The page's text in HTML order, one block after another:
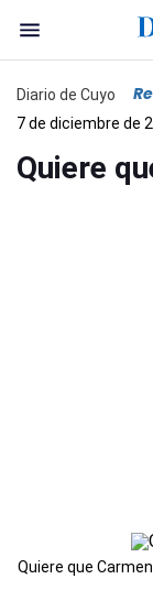
Diario de Cuyo
7 de diciembre de
Quiere
Quiere que